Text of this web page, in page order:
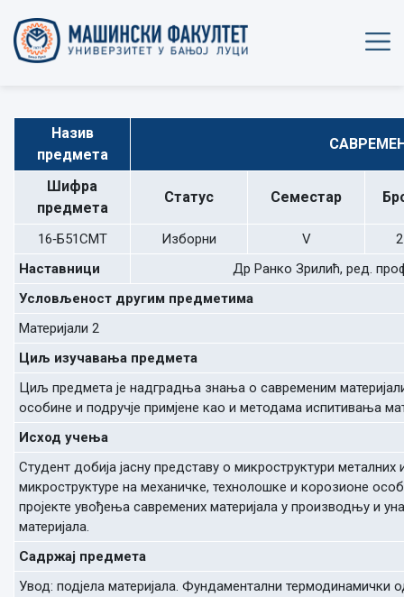
Назив
предмета
Шифра
предмета
Статус Семестар
16‐Б51СМТ Изборни V
Наставници
Др Ранко Зрилић, ред.
Условљеност другим предметима
Материјали 2
Циљ изучавања предмета
Циљ предмета је надградња знања о савременим
особине и подручје примјене као и методама испитивања
Исход учења
Студент добија јасну представу о микроструктури металних
микроструктуре на механичке, технолошке и корозионе
пројекте увођења савремених материјала у производњу и
материјала.
Садржај предмета
Увод: подјела материјала. Фундаментални термодинамички